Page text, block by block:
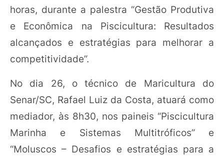
horas, durante a palestra “Gestão Produtiva
e Econômica na Piscicultura: Resultados
alcançados e estratégias para melhorar a
competitividade”.
No dia 26, o técnico de Maricultura do
Senar/SC, Rafael Luiz da Costa, atuará como
mediador, às 8h30, nos paineis “Piscicultura
Marinha e Sistemas Multitróficos” e
“Moluscos – Desafios e estratégias para a